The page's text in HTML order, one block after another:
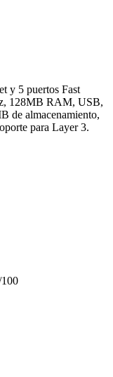
y 5 puertos Fast
128MB RAM, USB,
de almacenamiento,
para Layer 3.